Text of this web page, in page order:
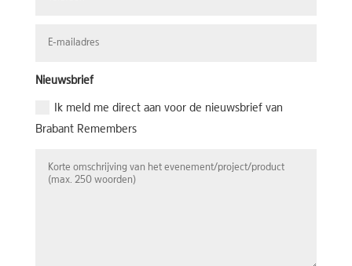
Nieuwsbrief
Ik meld me direct aan voor de nieuwsbrief van
Brabant Remembers